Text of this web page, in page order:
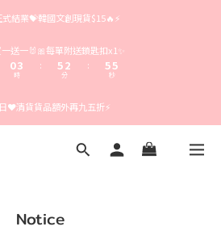
結業💝韓國文創現貨$15🔥⚡️
送一🐰🎀每單附送鎖匙扣x1✨
3
1
0
6
4
3
2
0
時
:
8
6
5
4
2
1
5
3
2
1
分
:
8
6
5
4
2
1
8
6
5
4
1
秒
❤️清貨貨品額外再九五折⚡️
Notice